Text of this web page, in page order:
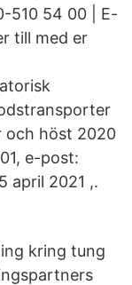
510 54 00 | E-
till med er
och höst 2020
e-post:
april 2021 ,.
kring tung